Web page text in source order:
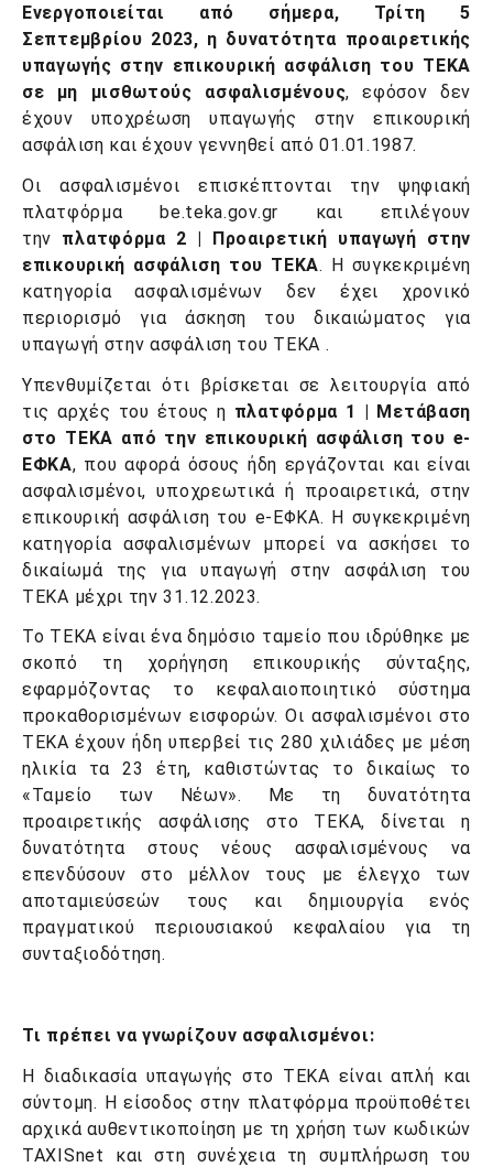
Ενεργοποιείται από σήμερα, Τρίτη 5
Σεπτεμβρίου 2023, η δυνατότητα προαιρετικής
υπαγωγής στην επικουρική ασφάλιση του ΤΕΚΑ
σε μη μισθωτούς ασφαλισμένους, εφόσον δεν
έχουν υποχρέωση υπαγωγής στην επικουρική
ασφάλιση και έχουν γεννηθεί από 01.01.1987.
Οι ασφαλισμένοι επισκέπτονται την ψηφιακή
πλατφόρμα be.teka.gov.gr και επιλέγουν
την πλατφόρμα 2 | Προαιρετική υπαγωγή στην
επικουρική ασφάλιση του ΤΕΚΑ. Η συγκεκριμένη
κατηγορία ασφαλισμένων δεν έχει χρονικό
περιορισμό για άσκηση του δικαιώματος για
υπαγωγή στην ασφάλιση του ΤΕΚΑ .
Υπενθυμίζεται ότι βρίσκεται σε λειτουργία από
τις αρχές του έτους η πλατφόρμα 1 | Μετάβαση
στο ΤΕΚΑ από την επικουρική ασφάλιση του e-
ΕΦΚΑ, που αφορά όσους ήδη εργάζονται και είναι
ασφαλισμένοι, υποχρεωτικά ή προαιρετικά, στην
επικουρική ασφάλιση του e-ΕΦΚΑ. Η συγκεκριμένη
κατηγορία ασφαλισμένων μπορεί να ασκήσει το
δικαίωμά της για υπαγωγή στην ασφάλιση του
ΤΕΚΑ μέχρι την 31.12.2023.
Το ΤΕΚΑ είναι ένα δημόσιο ταμείο που ιδρύθηκε με
σκοπό τη χορήγηση επικουρικής σύνταξης,
εφαρμόζοντας το κεφαλαιοποιητικό σύστημα
προκαθορισμένων εισφορών. Οι ασφαλισμένοι στο
ΤΕΚΑ έχουν ήδη υπερβεί τις 280 χιλιάδες με μέση
ηλικία τα 23 έτη, καθιστώντας το δικαίως το
«Ταμείο των Νέων». Με τη δυνατότητα
προαιρετικής ασφάλισης στο ΤΕΚΑ, δίνεται η
δυνατότητα στους νέους ασφαλισμένους να
επενδύσουν στο μέλλον τους με έλεγχο των
αποταμιεύσεών τους και δημιουργία ενός
πραγματικού περιουσιακού κεφαλαίου για τη
συνταξιοδότηση.
Τι πρέπει να γνωρίζουν ασφαλισμένοι:
Η διαδικασία υπαγωγής στο ΤΕΚΑ είναι απλή και
σύντομη. Η είσοδος στην πλατφόρμα προϋποθέτει
αρχικά αυθεντικοποίηση με τη χρήση των κωδικών
TAXISnet και στη συνέχεια τη συμπλήρωση του